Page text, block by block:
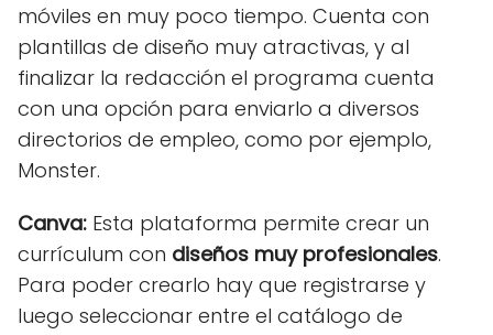
móviles en muy poco tiempo. Cuenta con
plantillas de diseño muy atractivas, y al
finalizar la redacción el programa cuenta
con una opción para enviarlo a diversos
directorios de empleo, como por ejemplo,
Monster.
Canva: Esta plataforma permite crear un
currículum con diseños muy profesionales.
Para poder crearlo hay que registrarse y
luego seleccionar entre el catálogo de